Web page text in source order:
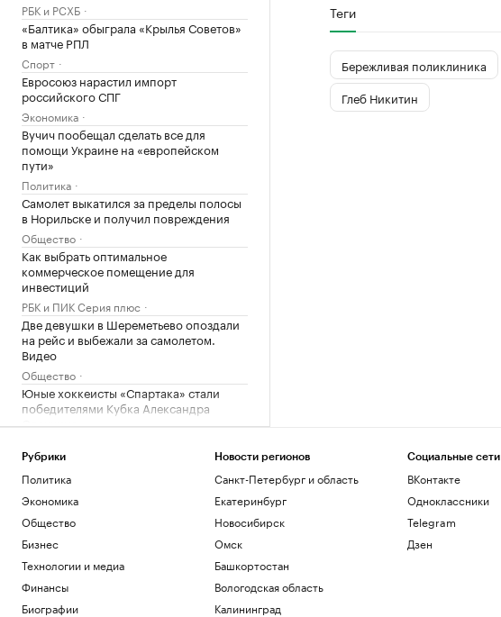
РБК и РСХБ
«Балтика» обыграла «Крылья Советов»
в матче РПЛ
Спорт
Евросоюз нарастил импорт
российского СПГ
Экономика
Вучич пообещал сделать все для
помощи Украине на «европейском
пути»
Политика
Самолет выкатился за пределы полосы
в Норильске и получил повреждения
Общество
Как выбрать оптимальное
коммерческое помещение для
инвестиций
РБК и ПИК Серия плюс
Две девушки в Шереметьево опоздали
на рейс и выбежали за самолетом.
Видео
Общество
Юные хоккеисты «Спартака» стали
победителями Кубка Александра
Овечкина
Вучич исключил военное
сотрудничество с Украиной
Политика
Что известно об атаках БПЛА на
регионы России. Главное к 8 августа
Политика
С начала суток ПВО сбила почти 20
дронов, летевших на Москву
Политика
Теги
Бережливая поликлиника
Глеб Никитин
Рубрики
Политика
Экономика
Общество
Бизнес
Технологии и медиа
Финансы
Биографии
Новости регионов
Санкт-Петербург и область
Екатеринбург
Новосибирск
Омск
Башкортостан
Вологодская область
Калининград
Социальные сети
ВКонтакте
Одноклассники
Telegram
Дзен